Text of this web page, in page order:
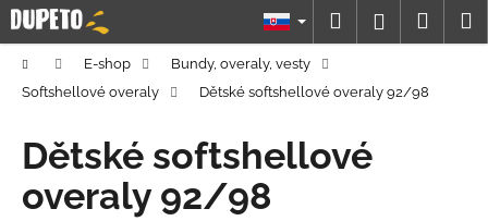
Prejsť
na
obsah
Hľadať
DomovE-shop
Bundy, overaly, vesty
Softshellové overaly
Dětské softshellové overaly 92/98
Dětské softshellové
overaly 92/98
K
o
o
p
o